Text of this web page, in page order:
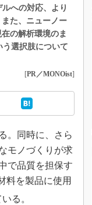
への対応、より
た、ニューノー
の解析環境のま
選択肢について
[PR／MONOist]
。同時に、さら
モノづくりが求
で品質を担保す
料を製品に使用
る。